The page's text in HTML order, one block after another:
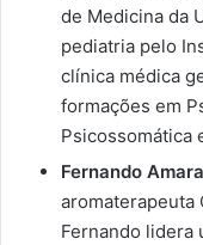
de Medicina da
pediatria pelo
clínica médica
formações em
Psicossomática
Fernando
aromaterapeuta
Fernando lidera